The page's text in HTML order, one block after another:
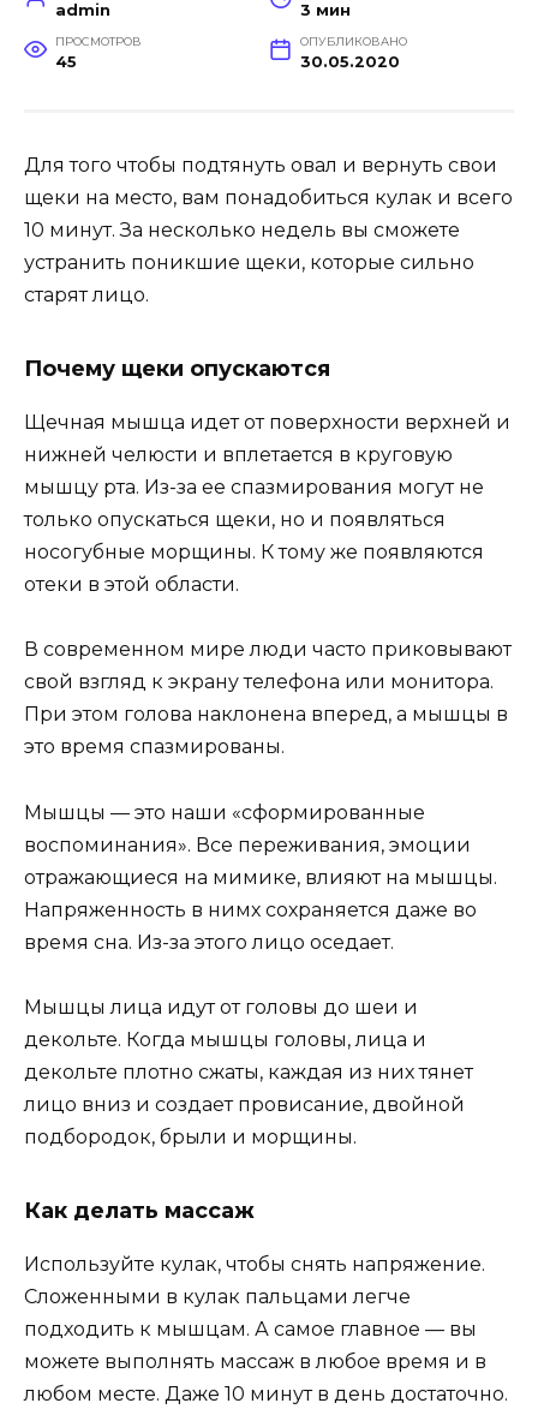
admin 3 мин
ПРОСМОТРОВ
45
ОПУБЛИКОВАНО
30.05.2020
Для того чтобы подтянуть овал и вернуть свои
щеки на место, вам понадобиться кулак и всего
10 минут. За несколько недель вы сможете
устранить поникшие щеки, которые сильно
старят лицо.
Почему щеки опускаются
Щечная мышца идет от поверхности верхней и
нижней челюсти и вплетается в круговую
мышцу рта. Из-за ее спазмирования могут не
только опускаться щеки, но и появляться
носогубные морщины. К тому же появляются
отеки в этой области.
В современном мире люди часто приковывают
свой взгляд к экрану телефона или монитора.
При этом голова наклонена вперед, а мышцы в
это время спазмированы.
Мышцы — это наши «сформированные
воспоминания». Все переживания, эмоции
отражающиеся на мимике, влияют на мышцы.
Напряженность в нимх сохраняется даже во
время сна. Из-за этого лицо оседает.
Мышцы лица идут от головы до шеи и
декольте. Когда мышцы головы, лица и
декольте плотно сжаты, каждая из них тянет
лицо вниз и создает провисание, двойной
подбородок, брыли и морщины.
Как делать массаж
Используйте кулак, чтобы снять напряжение.
Сложенными в кулак пальцами легче
подходить к мышцам. А самое главное — вы
можете выполнять массаж в любое время и в
любом месте. Даже 10 минут в день достаточно.